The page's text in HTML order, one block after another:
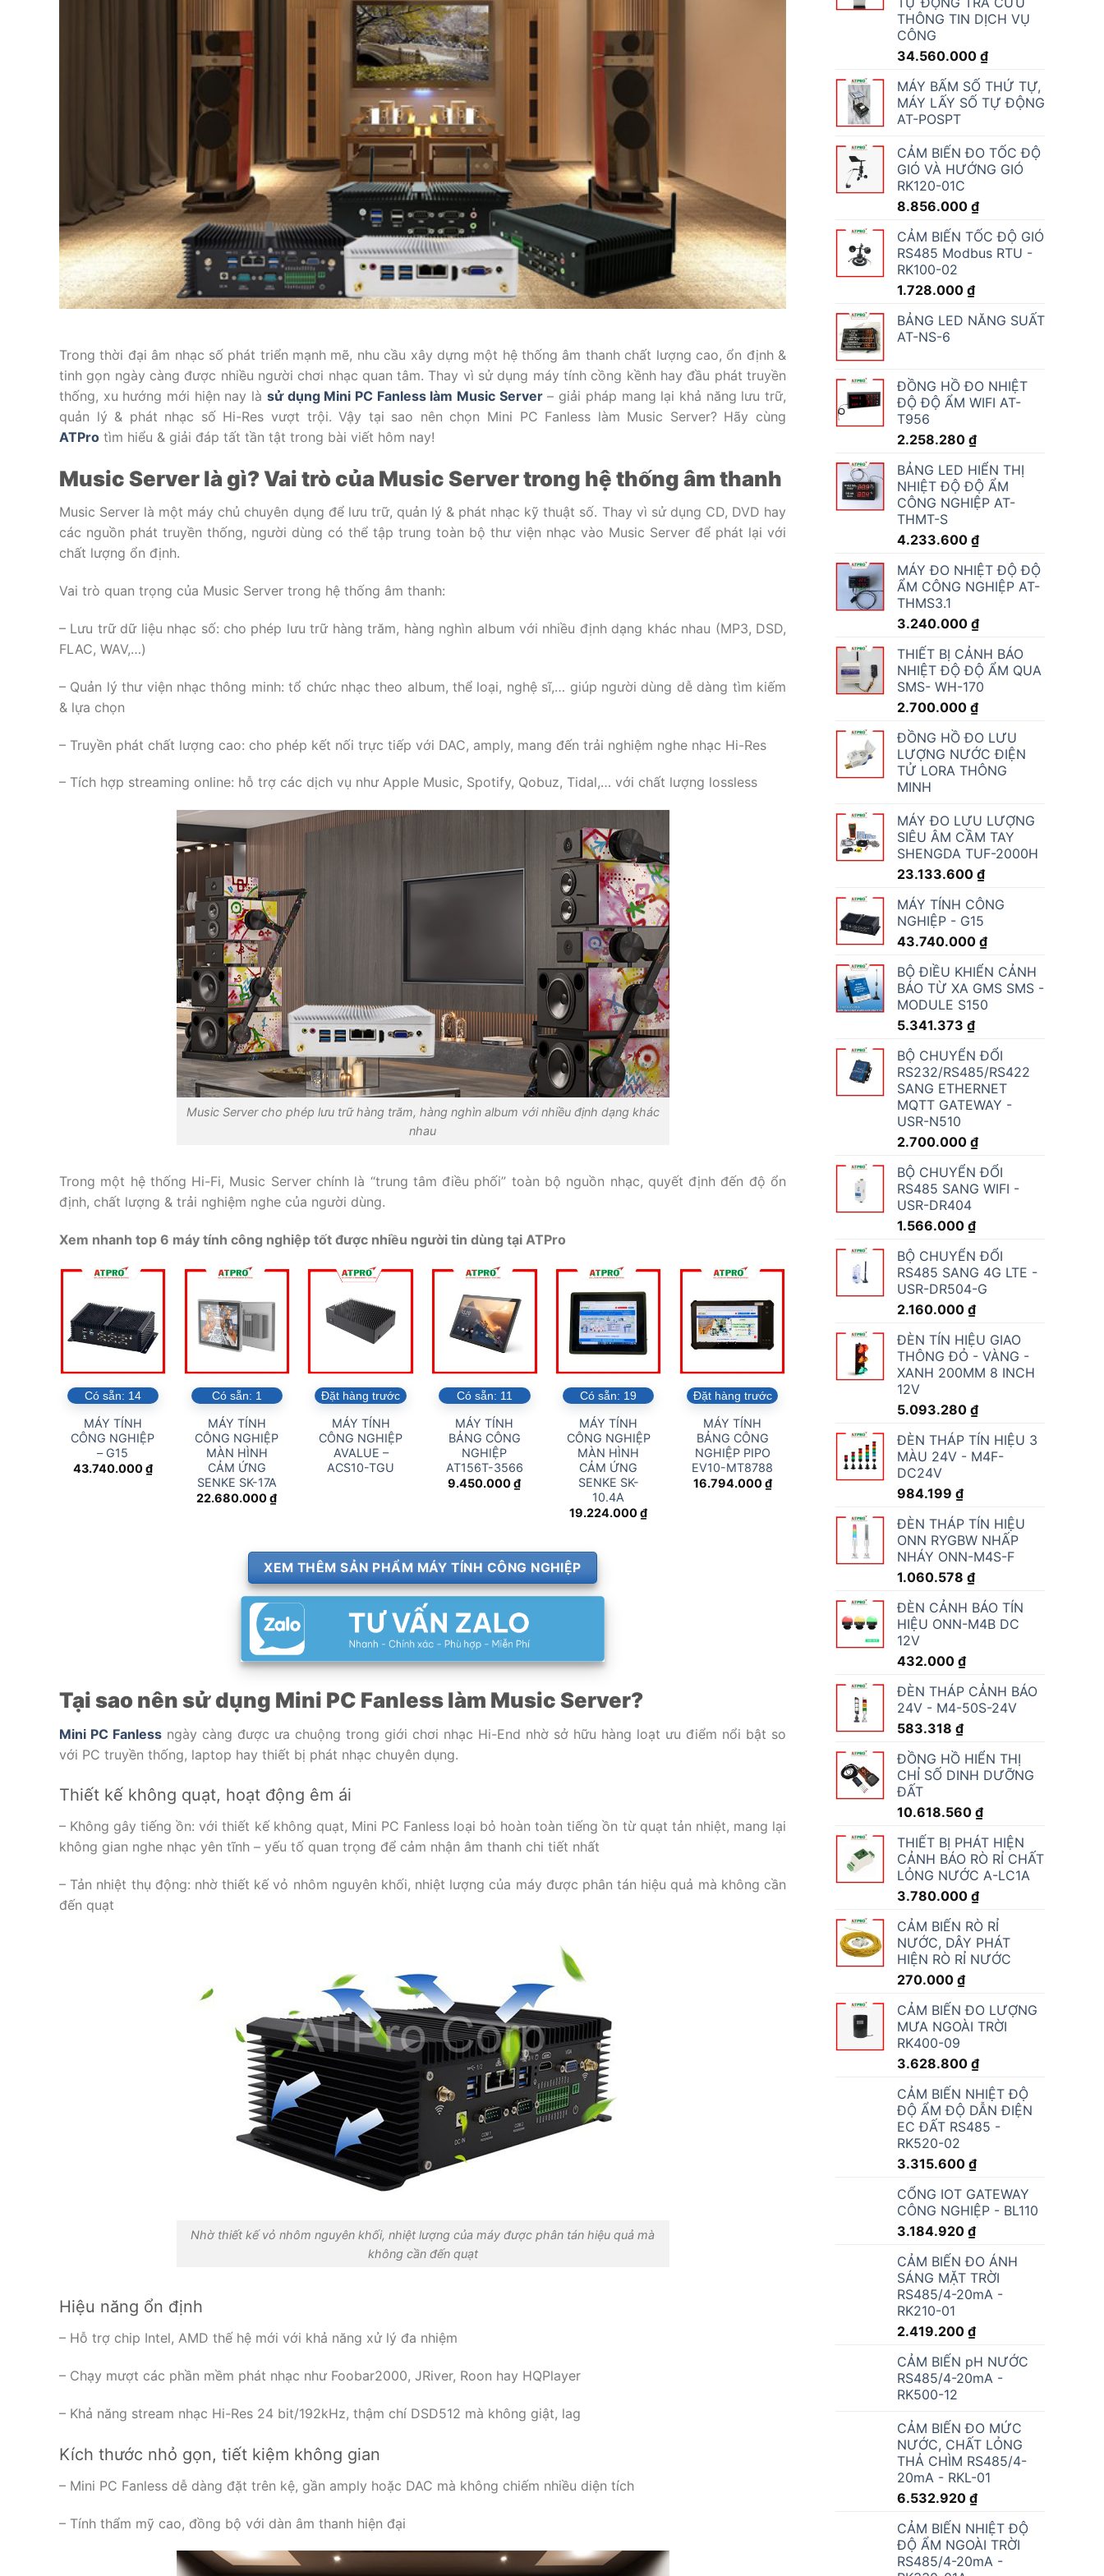
Trong thời đại âm nhạc số phát triển mạnh mẽ, nhu cầu xây dựng một hệ thống âm thanh chất lượng cao, ổn định &
tinh gọn ngày càng được nhiều người chơi nhạc quan tâm. Thay vì sử dụng máy tính cồng kềnh hay đầu phát truyền
thống, xu hướng mới hiện nay là sử dụng Mini PC Fanless làm Music Server– giải pháp mang lại khả năng lưu trữ,
quản lý & phát nhạc số Hi-Res vượt trội. Vậy tại sao nên chọn Mini PC Fanless làm Music Server? Hãy cùng
ATPro tìm hiểu & giải đáp tất tần tật trong bài viết hôm nay!
Music Server là gì? Vai trò của Music Server trong hệ thống âm thanh
Music Server là một máy chủ chuyên dụng để lưu trữ, quản lý & phát nhạc kỹ thuật số. Thay vì sử dụng CD, DVD hay
các nguồn phát truyền thống, người dùng có thể tập trung toàn bộ thư viện nhạc vào Music Server để phát lại với
chất lượng ổn định.
Vai trò quan trọng của Music Server trong hệ thống âm thanh:
– Lưu trữ dữ liệu nhạc số: cho phép lưu trữ hàng trăm, hàng nghìn album với nhiều định dạng khác nhau (MP3, DSD,
FLAC, WAV,…)
– Quản lý thư viện nhạc thông minh: tổ chức nhạc theo album, thể loại, nghệ sĩ,… giúp người dùng dễ dàng tìm kiếm
& lựa chọn
– Truyền phát chất lượng cao: cho phép kết nối trực tiếp với DAC, amply, mang đến trải nghiệm nghe nhạc Hi-Res
– Tích hợp streaming online: hỗ trợ các dịch vụ như Apple Music, Spotify, Qobuz, Tidal,… với chất lượng lossless
Music Server cho phép lưu trữ hàng trăm, hàng nghìn album với nhiều định dạng khác
nhau
Trong một hệ thống Hi-Fi, Music Server chính là “trung tâm điều phối” toàn bộ nguồn nhạc, quyết định đến độ ổn
định, chất lượng & trải nghiệm nghe của người dùng.
Xem nhanh top 6 máy tính công nghiệp tốt được nhiều người tin dùng tại ATPro
Có sẵn: 14
MÁY TÍNH
CÔNG NGHIỆP
– G15
43.740.000₫
Có sẵn: 1
MÁY TÍNH
CÔNG NGHIỆP
MÀN HÌNH
CẢM ỨNG
SENKE SK-17A
22.680.000₫
Đặt hàng trước
MÁY TÍNH
CÔNG NGHIỆP
AVALUE –
ACS10-TGU
Có sẵn: 11
MÁY TÍNH
BẢNG CÔNG
NGHIỆP
AT156T-3566
9.450.000₫
Có sẵn: 19
MÁY TÍNH
CÔNG NGHIỆP
MÀN HÌNH
CẢM ỨNG
SENKE SK-
10.4A
19.224.000₫
Đặt hàng trước
MÁY TÍNH
BẢNG CÔNG
NGHIỆP PIPO
EV10-MT8788
16.794.000₫
XEM THÊM SẢN PHẨM MÁY TÍNH CÔNG NGHIỆP
Tại sao nên sử dụng Mini PC Fanless làm Music Server?
Mini PC Fanless ngày càng được ưa chuộng trong giới chơi nhạc Hi-End nhờ sở hữu hàng loạt ưu điểm nổi bật so
với PC truyền thống, laptop hay thiết bị phát nhạc chuyên dụng.
Thiết kế không quạt, hoạt động êm ái
– Không gây tiếng ồn: với thiết kế không quạt, Mini PC Fanless loại bỏ hoàn toàn tiếng ồn từ quạt tản nhiệt, mang lại
không gian nghe nhạc yên tĩnh – yếu tố quan trọng để cảm nhận âm thanh chi tiết nhất
– Tản nhiệt thụ động: nhờ thiết kế vỏ nhôm nguyên khối, nhiệt lượng của máy được phân tán hiệu quả mà không cần
đến quạt
Nhờ thiết kế vỏ nhôm nguyên khối, nhiệt lượng của máy được phân tán hiệu quả mà
không cần đến quạt
Hiệu năng ổn định
– Hỗ trợ chip Intel, AMD thế hệ mới với khả năng xử lý đa nhiệm
– Chạy mượt các phần mềm phát nhạc như Foobar2000, JRiver, Roon hay HQPlayer
– Khả năng stream nhạc Hi-Res 24 bit/192kHz, thậm chí DSD512 mà không giật, lag
Kích thước nhỏ gọn, tiết kiệm không gian
– Mini PC Fanless dễ dàng đặt trên kệ, gần amply hoặc DAC mà không chiếm nhiều diện tích
– Tính thẩm mỹ cao, đồng bộ với dàn âm thanh hiện đại
THÔNG TIN DỊCH VỤ
CÔNG
34.560.000 ₫
MÁY BẤM SỐ THỨ TỰ,
MÁY LẤY SỐ TỰ ĐỘNG
AT-POSPT
CẢM BIẾN ĐO TỐC ĐỘ
GIÓ VÀ HƯỚNG GIÓ
RK120-01C
8.856.000 ₫
CẢM BIẾN TỐC ĐỘ GIÓ
RS485 Modbus RTU -
RK100-02
1.728.000 ₫
BẢNG LED NĂNG SUẤT
AT-NS-6
ĐỒNG HỒ ĐO NHIỆT
ĐỘ ĐỘ ẨM WIFI AT-
T956
2.258.280 ₫
BẢNG LED HIỂN THỊ
NHIỆT ĐỘ ĐỘ ẨM
CÔNG NGHIỆP AT-
THMT-S
4.233.600 ₫
MÁY ĐO NHIỆT ĐỘ ĐỘ
ẨM CÔNG NGHIỆP AT-
THMS3.1
3.240.000 ₫
THIẾT BỊ CẢNH BÁO
NHIỆT ĐỘ ĐỘ ẨM QUA
SMS- WH-170
2.700.000 ₫
ĐỒNG HỒ ĐO LƯU
LƯỢNG NƯỚC ĐIỆN
TỬ LORA THÔNG
MINH
MÁY ĐO LƯU LƯỢNG
SIÊU ÂM CẦM TAY
SHENGDA TUF-2000H
23.133.600 ₫
MÁY TÍNH CÔNG
NGHIỆP - G15
43.740.000 ₫
BỘ ĐIỀU KHIỂN CẢNH
BÁO TỪ XA GMS SMS -
MODULE S150
5.341.373 ₫
BỘ CHUYỂN ĐỔI
RS232/RS485/RS422
SANG ETHERNET
MQTT GATEWAY -
USR-N510
2.700.000 ₫
BỘ CHUYỂN ĐỔI
RS485 SANG WIFI -
USR-DR404
1.566.000 ₫
BỘ CHUYỂN ĐỔI
RS485 SANG 4G LTE -
USR-DR504-G
2.160.000 ₫
ĐÈN TÍN HIỆU GIAO
THÔNG ĐỎ - VÀNG -
XANH 200MM 8 INCH
12V
5.093.280 ₫
ĐÈN THÁP TÍN HIỆU 3
MÀU 24V - M4F-
DC24V
984.199 ₫
ĐÈN THÁP TÍN HIỆU
ONN RYGBW NHẤP
NHÁY ONN-M4S-F
1.060.578 ₫
ĐÈN CẢNH BÁO TÍN
HIỆU ONN-M4B DC
12V
432.000 ₫
ĐÈN THÁP CẢNH BÁO
24V - M4-50S-24V
583.318 ₫
ĐỒNG HỒ HIỂN THỊ
CHỈ SỐ DINH DƯỠNG
ĐẤT
10.618.560 ₫
THIẾT BỊ PHÁT HIỆN
CẢNH BÁO RÒ RỈ CHẤT
LỎNG NƯỚC A-LC1A
3.780.000 ₫
CẢM BIẾN RÒ RỈ
NƯỚC, DÂY PHÁT
HIỆN RÒ RỈ NƯỚC
270.000 ₫
CẢM BIẾN ĐO LƯỢNG
MƯA NGOÀI TRỜI
RK400-09
3.628.800 ₫
CẢM BIẾN NHIỆT ĐỘ
ĐỘ ẨM ĐỘ DẪN ĐIỆN
EC ĐẤT RS485 -
RK520-02
3.315.600 ₫
CỔNG IOT GATEWAY
CÔNG NGHIỆP - BL110
3.184.920 ₫
CẢM BIẾN ĐO ÁNH
SÁNG MẶT TRỜI
RS485/4-20mA -
RK210-01
2.419.200 ₫
CẢM BIẾN pH NƯỚC
RS485/4-20mA -
RK500-12
CẢM BIẾN ĐO MỨC
NƯỚC, CHẤT LỎNG
THẢ CHÌM RS485/4-
20mA - RKL-01
6.532.920 ₫
CẢM BIẾN NHIỆT ĐỘ
ĐỘ ẨM NGOÀI TRỜI
RS485/4-20mA -